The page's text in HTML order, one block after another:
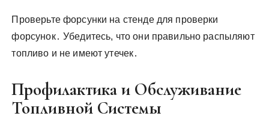
Проверьте форсунки на стенде для проверки
форсунок․ Убедитесь, что они правильно распыляют
топливо и не имеют утечек․
Профилактика и Обслуживание
Топливной Системы